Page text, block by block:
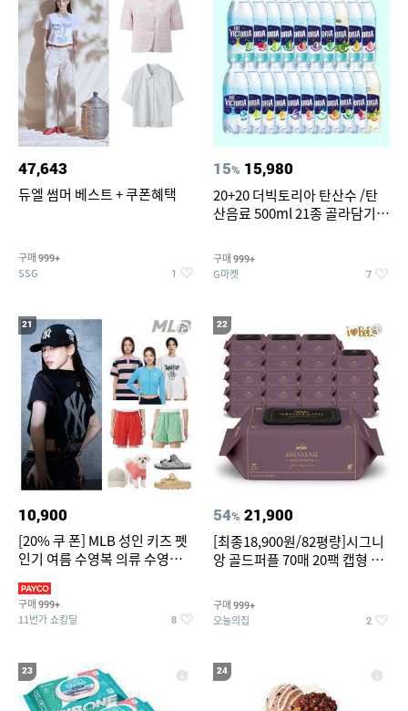
47,643
듀엘 썸머 베스트 + 쿠폰혜택
구매 999+
SSG 1
15% 15,980
20+20 더빅토리아 탄산수 /탄
산음료 500ml 21종 골라담기
구매 999+
G마켓 7
21
10,900
[20% 쿠 폰] MLB 성인 키즈 펫
인기 여름 수영복 의류 수영복
구매 999+
11번가 쇼킹딜 8
22
54% 21,900
[최종18,900원/82평량]시그니
앙 골드퍼플 70매 20팩 캡형 아
구매 999+
오늘의집 2
23 24